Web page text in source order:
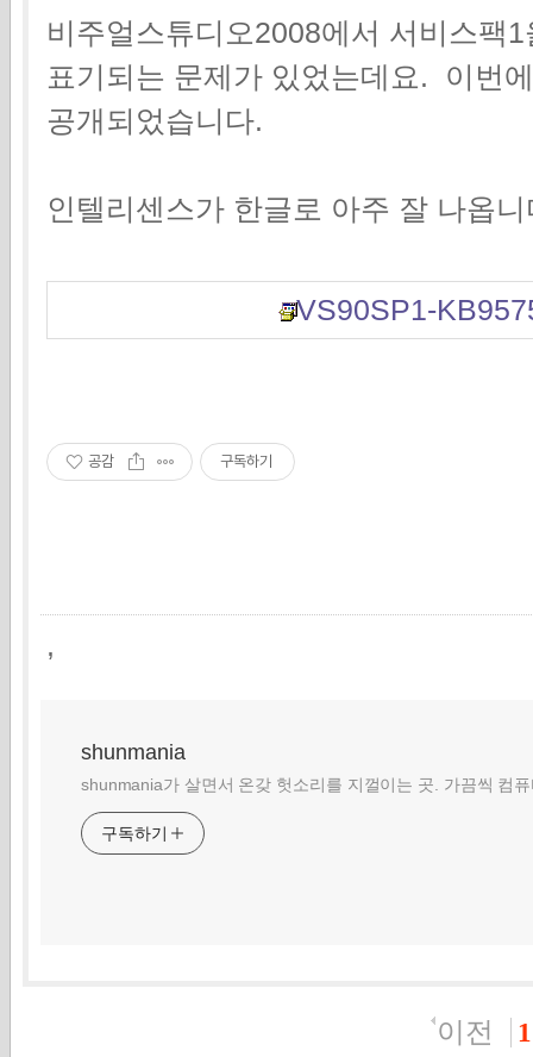
비주얼스튜디오2008에서 서비스팩
표기되는 문제가 있었는데요. 이번
공개되었습니다.
인텔리센스가 한글로 아주 잘 나옵
VS90SP1-
공감 구독하기
,
shunmania
shunmania가 살면서 온갖 헛소리를 지껄이는 곳. 가끔씩 컴
구독하기
이전 1